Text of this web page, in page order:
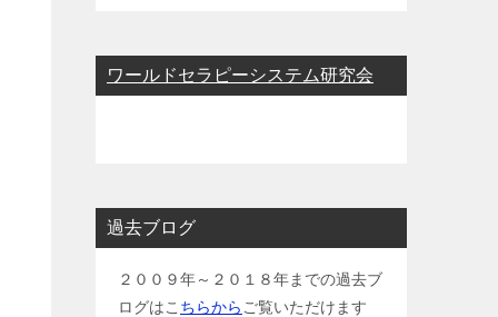
ワールドセラピーシステム研究会
過去ブログ
２００９年～２０１８年までの過去ブ
ログはこ ちらから ご覧いただけます